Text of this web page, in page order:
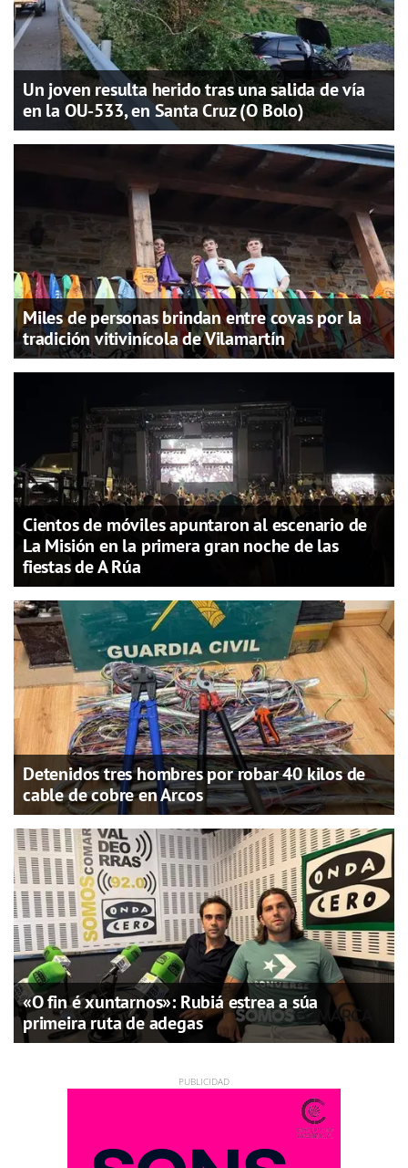
Un joven resulta herido tras una salida de vía
en la OU-533, en Santa Cruz (O Bolo)
Miles de personas brindan entre covas por la
tradición vitivinícola de Vilamartín
Cientos de móviles apuntaron al escenario de
La Misión en la primera gran noche de las
fiestas de A Rúa
Detenidos tres hombres por robar 40 kilos de
cable de cobre en Arcos
«O fin é xuntarnos»: Rubiá estrea a súa
primeira ruta de adegas